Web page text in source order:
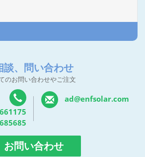
談、問い合わせ
のお問い合わせやご注文
ad@enfsolar.com
お問い合わせ